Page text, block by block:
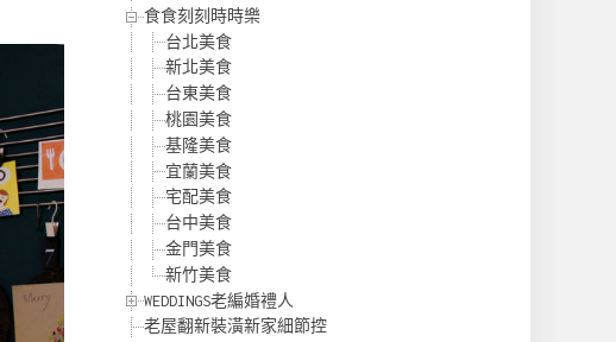
食食刻刻時時樂
台北美食
新北美食
台東美食
桃園美食
基隆美食
宜蘭美食
宅配美食
台中美食
金門美食
新竹美食
WEDDINGS老編婚禮人
老屋翻新裝潢新家細節控